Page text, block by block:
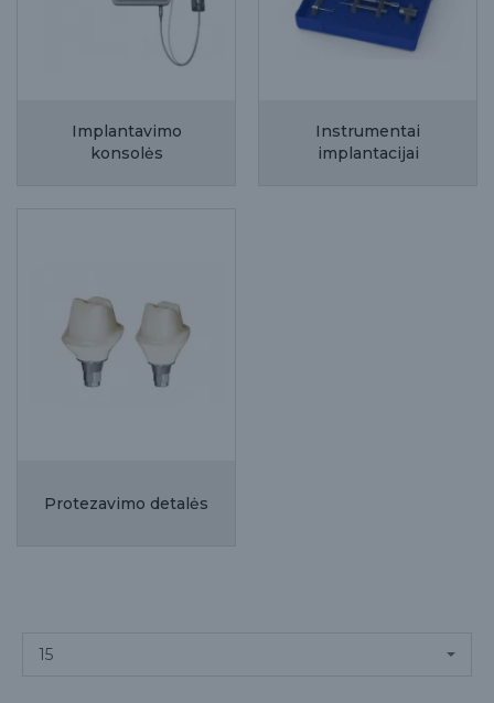
Implantavimo
konsolės
Instrumentai
implantacijai
Protezavimo detalės